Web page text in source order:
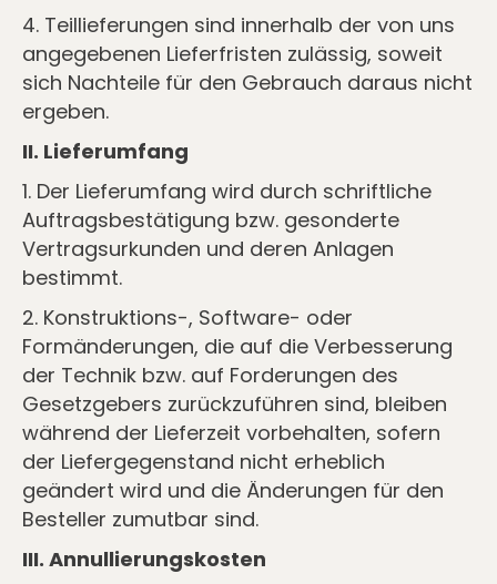
4. Teillieferungen sind innerhalb der von uns
angegebenen Lieferfristen zulässig, soweit
sich Nachteile für den Gebrauch daraus nicht
ergeben.
II. Lieferumfang
1. Der Lieferumfang wird durch schriftliche
Auftragsbestätigung bzw. gesonderte
Vertragsurkunden und deren Anlagen
bestimmt.
2. Konstruktions-, Software- oder
Formänderungen, die auf die Verbesserung
der Technik bzw. auf Forderungen des
Gesetzgebers zurückzuführen sind, bleiben
während der Lieferzeit vorbehalten, sofern
der Liefergegenstand nicht erheblich
geändert wird und die Änderungen für den
Besteller zumutbar sind.
III. Annullierungskosten